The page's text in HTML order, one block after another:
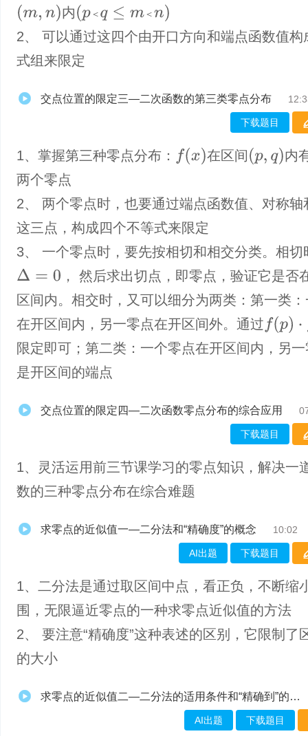
(m,n 内 ＜ ＜
(p＜ ≤m ＜n )
2、 可以通过这四个由开口方向和端点函数值构
式组来限定
交点位置的限定三—二次函数的第三类零点分布
下载题目
1、掌握第三种零点分布： (x) 在区间 (p,q
内
两个零点
2、 两个零点时，也要通过端点函数值、对称轴
这三点，构成四个不等式来限定
3、 一个零点时，要先按相切和相交分类。相切
Δ=
， 然后求出切点，即零点，验证它是否
区间内。相交时，又可以细分为两类：第一类
在开区间内，另一零点在开区间外。通过 (p)⋅f(q ＜
限定即可；第二类：一个零点在开区间内，另
是开区间的端点
交点位置的限定四—二次函数零点分布的综合应用
下载题目
1、灵活运用前三节课学习的零点知识，解决一
数的三种零点分布在综合难题
求零点的近似值一—二分法和“精确度”的概念 10:02
AI出题 下载题目
1、二分法是通过取区间中点，看正负，不断缩
围，无限逼近零点的一种求零点近似值的方法
2、 要注意“精确度”这种表述的区别，它限制了
的大小
求零点的近似值二—二分法的适用条件和“精确到”的概念
AI出题 下载题目